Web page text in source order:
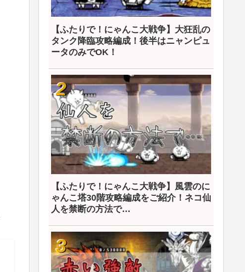
【ふたりで！にゃんこ大戦争】大狂乱の
タンク降臨攻略編成！後半はニャンピュ
ータのみでOK！
【ふたりで！にゃんこ大戦争】風雲のに
ゃんこ塔30階攻略編成をご紹介！ネコ仙
人を禁断の方法で…